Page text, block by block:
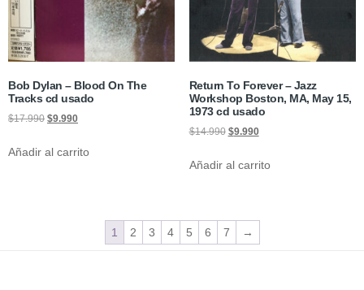
Bob Dylan – Blood On The
Tracks cd usado
$17.990 $9.990
Añadir al carrito
Return To Forever – Jazz
Workshop Boston, MA, May 15,
1973 cd usado
$14.990 $9.990
Añadir al carrito
1 2 3 4 5 6 7 →